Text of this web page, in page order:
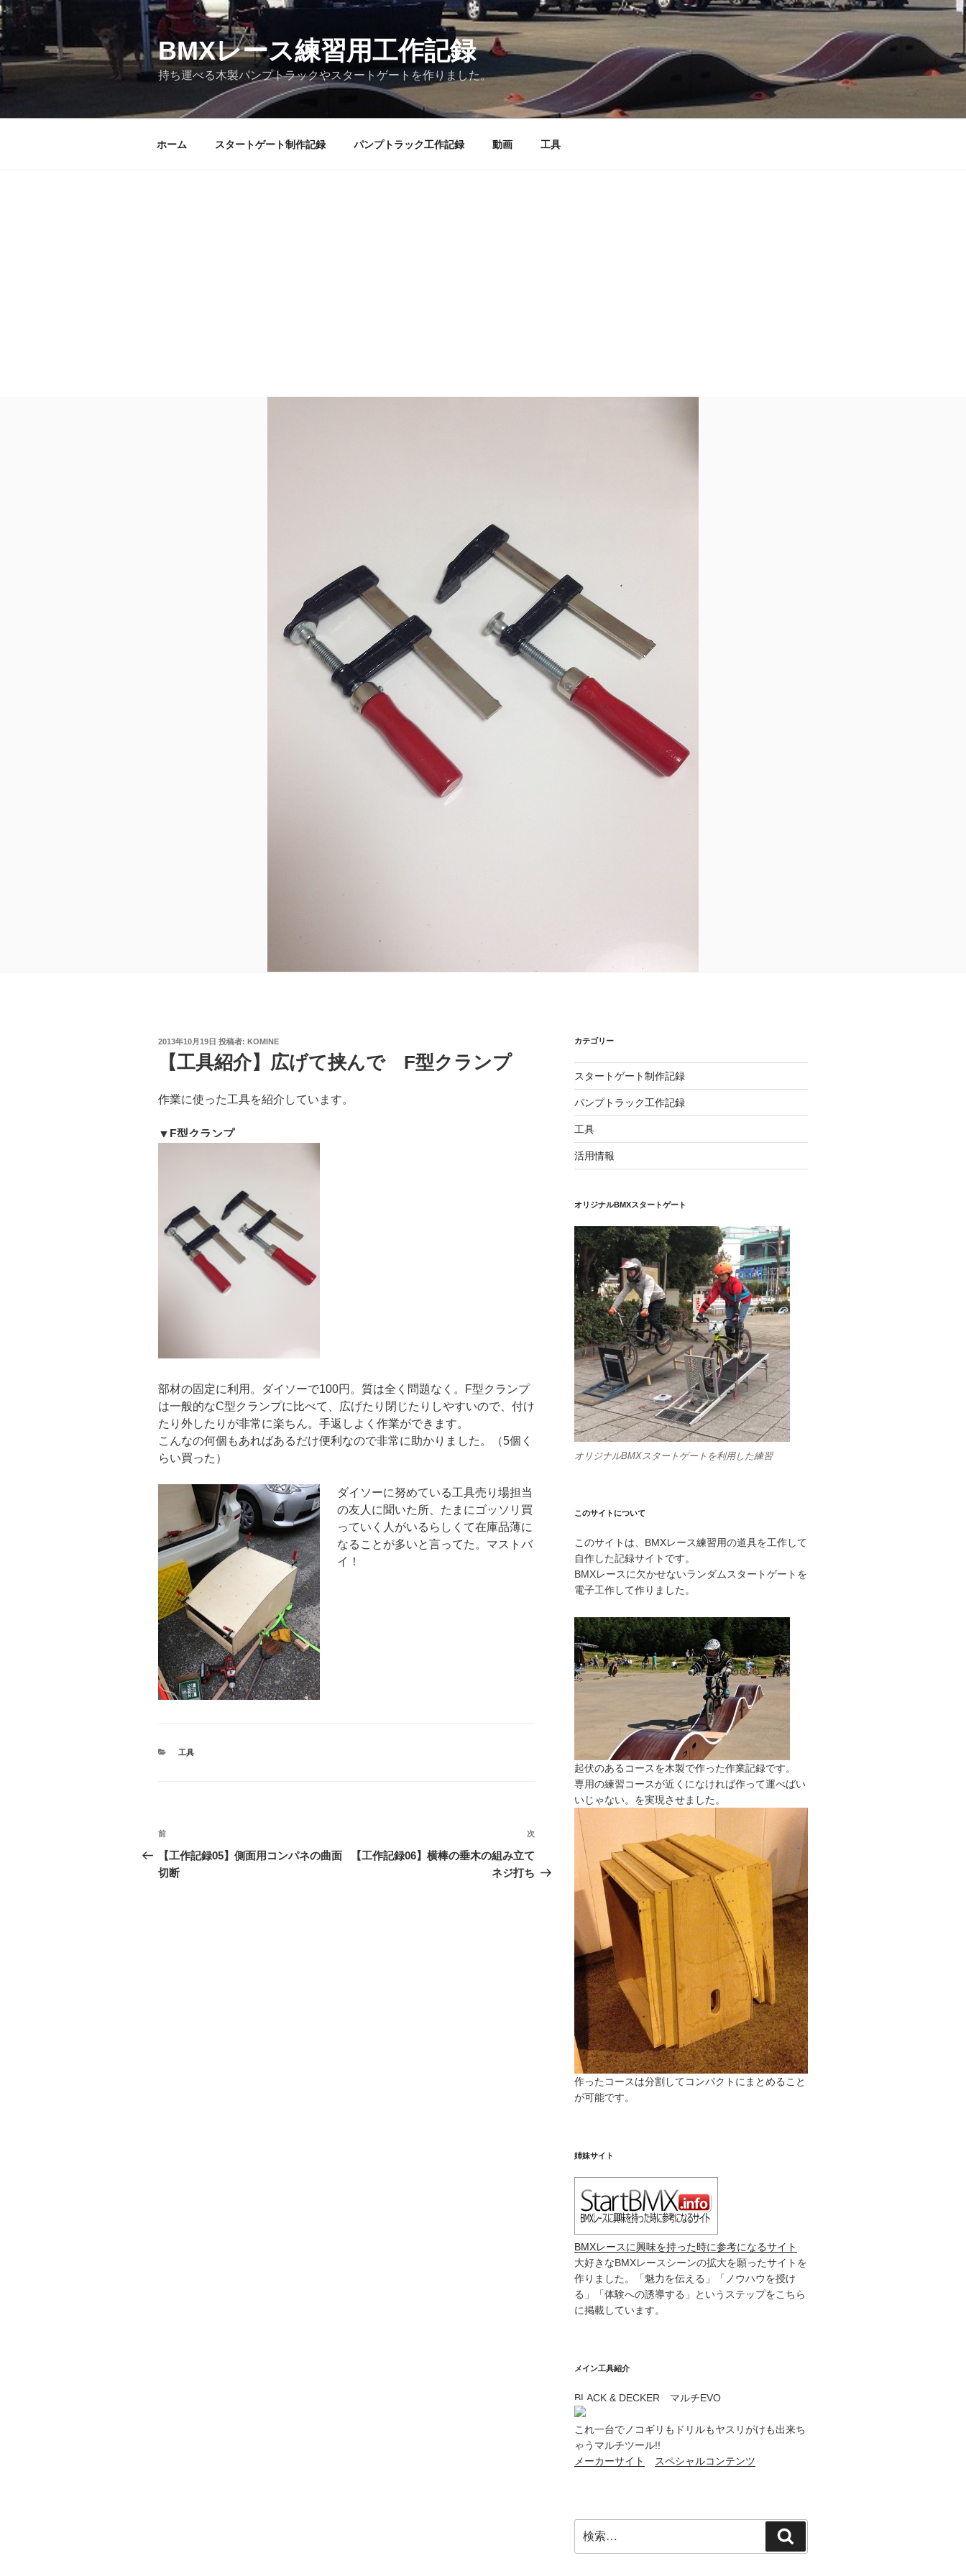
コ
ン
テ
ン
へ
BMXレース練習用工作記録
持ち運べる木製パンプトラックやスタートゲートを作りました。
ホーム スタートゲート制作記録 パンプトラック工作記録 動画 工具
投
2013年10月19日 投稿者: KOMINE
【工具紹介】広げて挟んで F型クランプ
作業に使った工具を紹介しています。
▼F型クランプ
部材の固定に利用。ダイソーで100円。質は全く問題なく。F型クランプ
は一般的なC型クランプに比べて、広げたり閉じたりしやすいので、付け
たり外したりが非常に楽ちん。手返しよく作業ができます。
こんなの何個もあればあるだけ便利なので非常に助かりました。（5個く
らい買った）
ダイソーに努めている工具売り場担当
の友人に聞いた所、たまにゴッソリ買
っていく人がいるらしくて在庫品薄に
なることが多いと言ってた。マストバ
イ！
カ
工具
投
稿
ナ
前
の
投
前
【工作記録05】側面用コンパネの曲面
切断
次
投
次
【工作記録06】横棒の垂木の組み立て
ネジ打ち
カテゴリー
スタートゲート制作記録
パンプトラック工作記録
工具
活用情報
オリジナルBMXスタートゲート
オリジナルBMXスタートゲートを利用した練習
このサイトについて
このサイトは、BMXレース練習用の道具を工作して
自作した記録サイトです。
BMXレースに欠かせないランダムスタートゲートを
電子工作して作りました。
起伏のあるコースを木製で作った作業記録です。
専用の練習コースが近くになければ作って運べばい
いじゃない。を実現させました。
作ったコースは分割してコンパクトにまとめること
が可能です。
姉妹サイト
BMXレースに興味を持った時に参考になるサイト
大好きなBMXレースシーンの拡大を願ったサイトを
作りました。「魅力を伝える」「ノウハウを授け
る」「体験への誘導する」というステップをこちら
に掲載しています。
メイン工具紹介
BLACK & DECKER マルチEVO
これ一台でノコギリもドリルもヤスリがけも出来ち
ゃうマルチツール!!
メーカーサイト
スペシャルコンテンツ
索:
索